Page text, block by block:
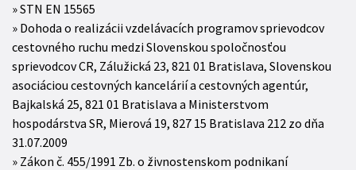
STN EN 15565
Dohoda o realizácii vzdelávacích programov sprievodcov
cestovného ruchu medzi Slovenskou spoločnosťou
sprievodcov CR, Zálužická 23, 821 01 Bratislava, Slovenskou
asociáciou cestovných kancelárií a cestovných agentúr,
Bajkalská 25, 821 01 Bratislava a Ministerstvom
hospodárstva SR, Mierová 19, 827 15 Bratislava 212 zo dňa
31.07.2009
Zákon č. 455/1991 Zb. o živnostenskom podnikaní